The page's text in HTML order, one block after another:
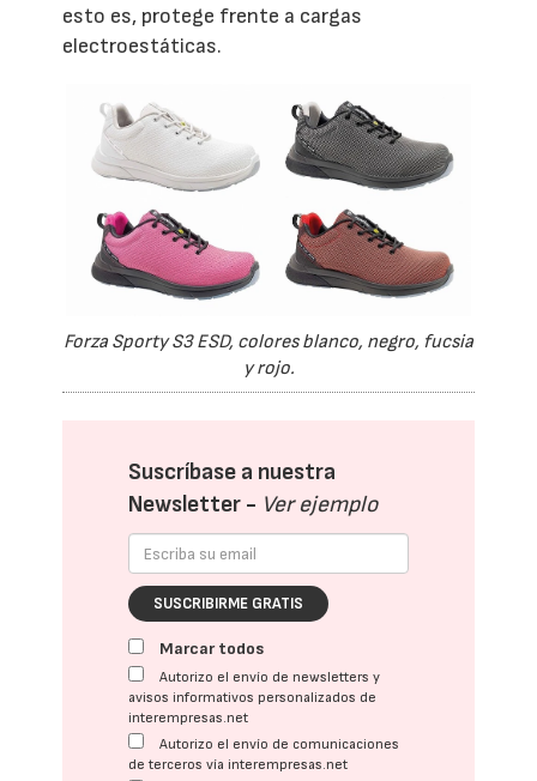
esto es, protege frente a cargas
electroestáticas.
Forza Sporty S3 ESD, colores blanco, negro, fucsia
y rojo.
Suscríbase a nuestra
Newsletter - Ver ejemplo
SUSCRIBIRME GRATIS
Marcar todos
Autorizo el envío de newsletters y
avisos informativos personalizados de
interempresas.net
Autorizo el envío de comunicaciones
de terceros vía interempresas.net